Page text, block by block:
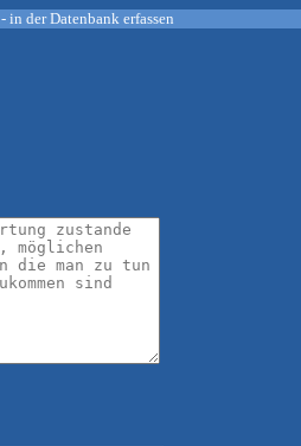
in der Datenbank erfassen